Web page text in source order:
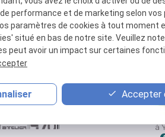
: zinc, bois, pierre collée.
spécifiques :
flux, poêle à granulés
à
performance et de marketing selon vos
paramètres de cookies à tout moment
situé en bas de notre site. Veuillez
peut avoir un impact sur certaines
Accepter